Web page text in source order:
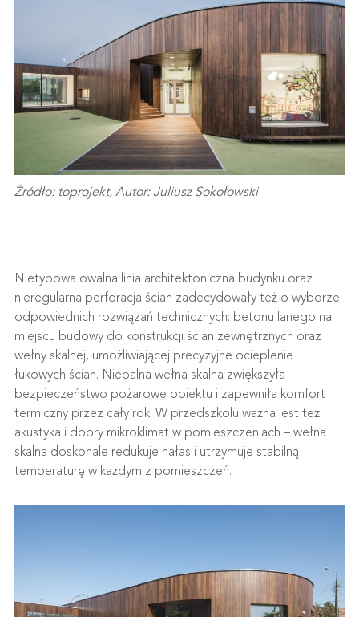
Źródło: toprojekt, Autor: Juliusz Sokołowski
Nietypowa owalna linia architektoniczna budynku oraz
nieregularna perforacja ścian zadecydowały też o wyborze
odpowiednich rozwiązań technicznych: betonu lanego na
miejscu budowy do konstrukcji ścian zewnętrznych oraz
wełny skalnej, umożliwiającej precyzyjne ocieplenie
łukowych ścian. Niepalna wełna skalna zwiększyła
bezpieczeństwo pożarowe obiektu i zapewniła komfort
termiczny przez cały rok. W przedszkolu ważna jest też
akustyka i dobry mikroklimat w pomieszczeniach – wełna
skalna doskonale redukuje hałas i utrzymuje stabilną
temperaturę w każdym z pomieszczeń.